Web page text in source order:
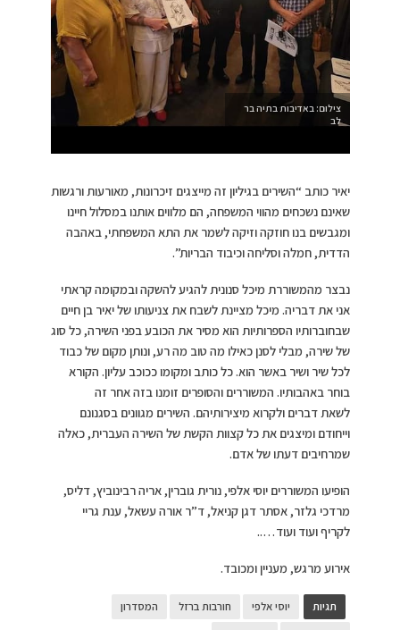
צילום: באדיבות בתיה בר
לב
יאיר כותב “השירים בגיליון זה מייצגים זיכרונות, מאורעות ורגשות
שאינם נשכחים מהווי המשפחה, הם מלווים אותנו במסלול חיינו
ומגבשים בנו חוזקה וזיקה לשמר את התא המשפחתי, באהבה
הדדית, חמלה וסליחה וכיבוד הבריות”.
נבצר מהמשוררת מיכל סנונית להגיע להשקה ובמקומה קראתי
אני את דבריה. מיכל מציינת לשבח את צניעותו של יאיר בן חיים
שבחוברותיו הספרותיות הוא מסיר את הכובע בפני השירה, כל סוג
של שירה, מבלי לסנן כאילו מה טוב מה רע, ונותן מקום של כבוד
לכל שיר ושיר באשר הוא. כל כותב ומקומו ככוכב עליון. הקורא
בוחר באהבותיו. המשוררים והסופרים זומנו בזה אחר זה
לשאת דברים ולקרוא מיצירותיהם. השירים מגוונים בסגנונם
וייחודם ומיצגים את כל קצוות הקשת של השירה העברית, כאלה
שמרחיבים דעתו של אדם.
הופיעו המשוררים יוסי אלפי, נורית גוברין, אריה רבינוביץ, דליס,
מרדכי גלזר, אסתר דגן קניאל, ד”ר אורה עשאל, ענת גריי
לקריף ועוד ועוד…..
אירוע מרגש, מעניין ומכובד.
תגיות יוסי אלפי חורבות ברזל
המסדרון